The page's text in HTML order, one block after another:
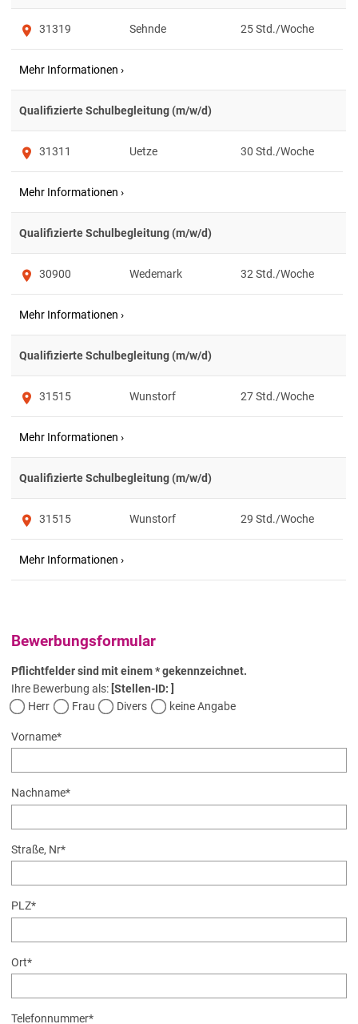
31319 Sehnde 25
Qualifizierte Schulbegleitung (m/w/d)
31311 Uetze 30
Qualifizierte Schulbegleitung (m/w/d)
30900 Wedemark 32
Qualifizierte Schulbegleitung (m/w/d)
31515 Wunstorf 27
Qualifizierte Schulbegleitung (m/w/d)
31515 Wunstorf 29
Bewerbungsformular
Pflichtfelder sind mit einem * gekennzeichnet.
Ihre Bewerbung als: [Stellen-ID: ]
Herr
Frau Divers keine Angabe
Vorname*
Nachname*
Straße, Nr*
PLZ*
Ort*
Telefonnummer*